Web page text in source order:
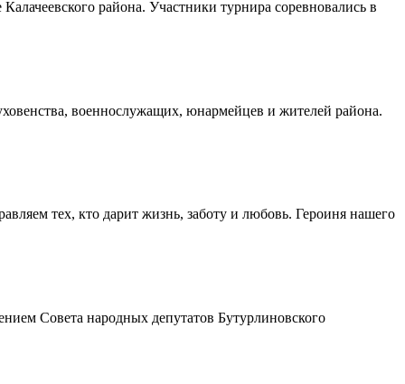
района. Участники турнира соревновались в
военнослужащих, юнармейцев и жителей района.
тех, кто дарит жизнь, заботу и любовь. Героиня нашего
Совета народных депутатов Бутурлиновского